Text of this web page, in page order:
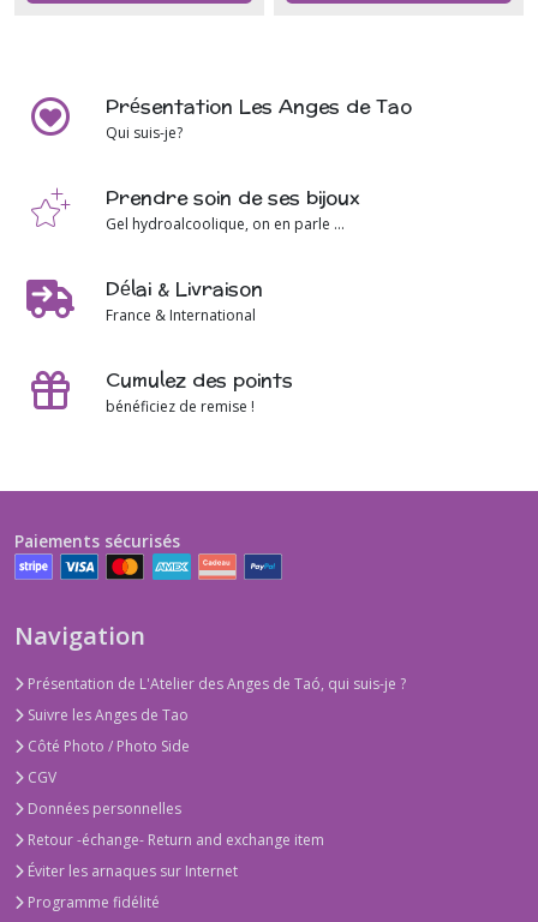
Présentation Les Anges de Tao
Qui suis-je?
Prendre soin de ses bijoux
Gel hydroalcoolique, on en parle ...
Délai & Livraison
France & International
Cumulez des points
bénéficiez de remise !
Paiements sécurisés
Navigation
Présentation de L'Atelier des Anges de Taó, qui suis-je ?
Suivre les Anges de Tao
Côté Photo / Photo Side
CGV
Données personnelles
Retour -échange- Return and exchange item
Éviter les arnaques sur Internet
Programme fidélité